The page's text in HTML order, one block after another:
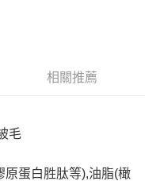
。
跳轉至「AFTEE先享後付」
成結帳。
的連結，可透過四大超商／
相關推薦
毛
原蛋白胜肽等),油脂(橄